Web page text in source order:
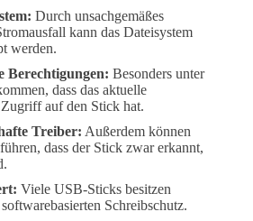
Durch unsachgemäßes
kann das Dateisystem
werden.
Berechtigungen: Besonders unter
dass das aktuelle
auf den Stick hat.
Treiber: Außerdem können
dass der Stick zwar erkannt,
Viele USB-Sticks besitzen
Schreibschutz.